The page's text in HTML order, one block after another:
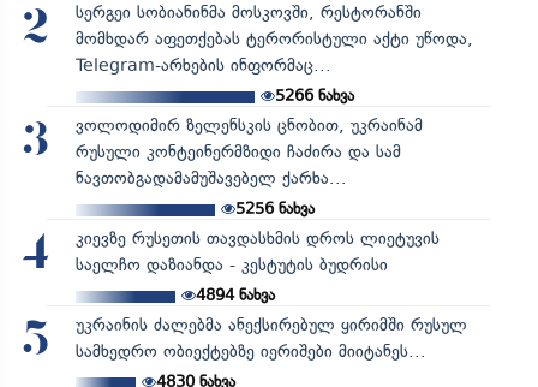
2
სერგეი სობიანინმა მოსკოვში, რესტორანში
მომხდარ აფეთქებას ტერორისტული აქტი უწოდა,
Telegram-არხების ინფორმაც...
5266ნახვა
3
ვოლოდიმირ ზელენსკის ცნობით, უკრაინამ
რუსული კონტეინერმზიდი ჩაძირა და სამ
ნავთობგადამამუშავებელ ქარხა...
5256ნახვა
4
კიევზე რუსეთის თავდასხმის დროს ლიეტუვის
საელჩო დაზიანდა - კესტუტის ბუდრისი
4894ნახვა
5
უკრაინის ძალებმა ანექსირებულ ყირიმში რუსულ
სამხედრო ობიექტებზე იერიშები მიიტანეს...
4830ნახვა